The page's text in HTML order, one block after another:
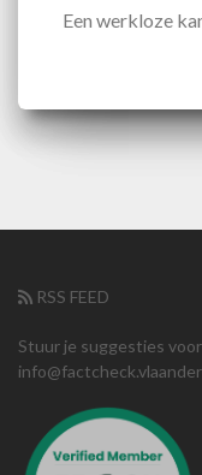
Een werkloze
RSS FEED
Stuur je suggesties